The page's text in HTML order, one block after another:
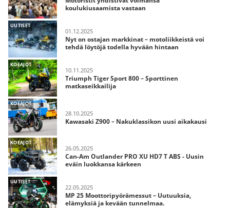
koulukiusaamista vastaan
UUTISET
01.12.2025
Nyt on ostajan markkinat – motoliikkeistä voi
tehdä löytöjä todella hyvään hintaan
KOEAJOT
10.11.2025
Triumph Tiger Sport 800 – Sporttinen
matkaseikkailija
KOEAJOT
28.10.2025
Kawasaki Z900 – Nakuklassikon uusi aikakausi
KOEAJOT
26.05.2025
Can-Am Outlander PRO XU HD7 T ABS - Uusin
eväin luokkansa kärkeen
UUTISET
22.05.2025
MP 25 Moottoripyörämessut – Uutuuksia,
elämyksiä ja kevään tunnelmaa.